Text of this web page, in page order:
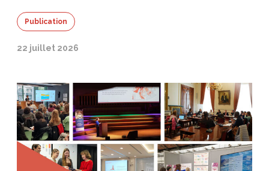
Publication
22 juillet 2026